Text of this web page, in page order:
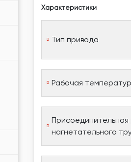
Характеристики
Тип привода
Рабочая
Присоединительная
нагнетательного